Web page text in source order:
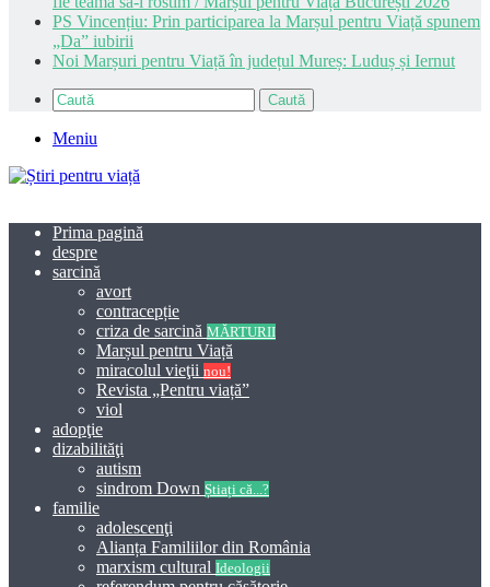
PS Vincențiu: Prin participarea la Marșul pentru Viață spunem
„Da” iubirii
Noi Marșuri pentru Viață în județul Mureș: Luduș și Iernut
Caută
Meniu
Prima pagină
despre
sarcină
avort
contracepție
criza de sarcină MĂRTURII
Marșul pentru Viață
miracolul vieţii nou!
Revista „Pentru viață”
viol
adopţie
dizabilităţi
autism
sindrom Down Știați că...?
familie
adolescenţi
Alianța Familiilor din România
marxism cultural Ideologii